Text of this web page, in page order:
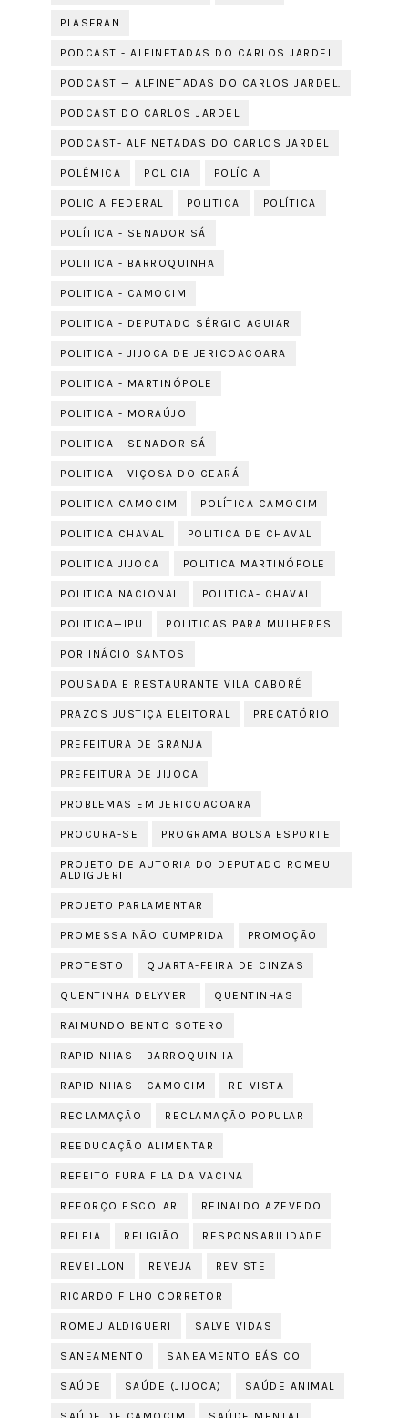
PLASFRAN
PODCAST - ALFINETADAS DO CARLOS JARDEL
PODCAST — ALFINETADAS DO CARLOS JARDEL.
PODCAST DO CARLOS JARDEL
PODCAST- ALFINETADAS DO CARLOS JARDEL
POLÊMICA POLICIA POLÍCIA
POLICIA FEDERAL POLITICA POLÍTICA
POLÍTICA - SENADOR SÁ
POLITICA - BARROQUINHA
POLITICA - CAMOCIM
POLITICA - DEPUTADO SÉRGIO AGUIAR
POLITICA - JIJOCA DE JERICOACOARA
POLITICA - MARTINÓPOLE
POLITICA - MORAÚJO
POLITICA - SENADOR SÁ
POLITICA - VIÇOSA DO CEARÁ
POLITICA CAMOCIM POLÍTICA CAMOCIM
POLITICA CHAVAL POLITICA DE CHAVAL
POLITICA JIJOCA POLITICA MARTINÓPOLE
POLITICA NACIONAL POLITICA- CHAVAL
POLITICA—IPU POLITICAS PARA MULHERES
POR INÁCIO SANTOS
POUSADA E RESTAURANTE VILA CABORÉ
PRAZOS JUSTIÇA ELEITORAL PRECATÓRIO
PREFEITURA DE GRANJA
PREFEITURA DE JIJOCA
PROBLEMAS EM JERICOACOARA
PROCURA-SE PROGRAMA BOLSA ESPORTE
PROJETO DE AUTORIA DO DEPUTADO ROMEU
ALDIGUERI
PROJETO PARLAMENTAR
PROMESSA NÃO CUMPRIDA PROMOÇÃO
PROTESTO QUARTA-FEIRA DE CINZAS
QUENTINHA DELYVERI QUENTINHAS
RAIMUNDO BENTO SOTERO
RAPIDINHAS - BARROQUINHA
RAPIDINHAS - CAMOCIM RE-VISTA
RECLAMAÇÃO RECLAMAÇÃO POPULAR
REEDUCAÇÃO ALIMENTAR
REFEITO FURA FILA DA VACINA
REFORÇO ESCOLAR REINALDO AZEVEDO
RELEIA RELIGIÃO RESPONSABILIDADE
REVEILLON REVEJA REVISTE
RICARDO FILHO CORRETOR
ROMEU ALDIGUERI SALVE VIDAS
SANEAMENTO SANEAMENTO BÁSICO
SAÚDE SAÚDE (JIJOCA) SAÚDE ANIMAL